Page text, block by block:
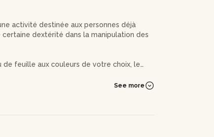
activité destinée aux personnes déjà
dextérité dans la manipulation des
feuille aux couleurs de votre choix, le
See more